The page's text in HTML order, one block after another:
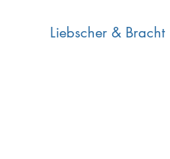
Liebscher & Bracht